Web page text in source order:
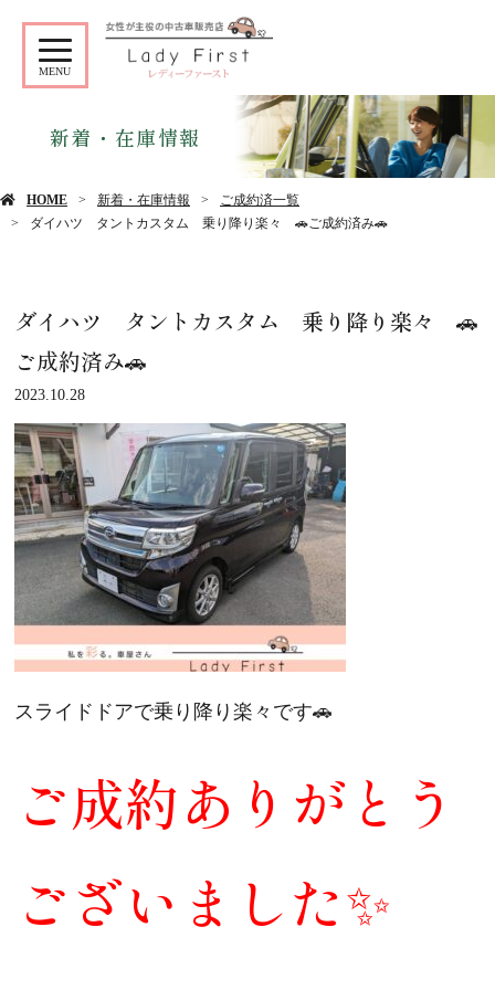
MENU
新着・在庫情報
HOME 新着・在庫情報
ご成約済一覧
ダイハツ タントカスタム 乗り降り楽々 🚗ご成約済み🚗
ダイハツ タントカスタム 乗り降り楽々 🚗
ご成約済み🚗
2023.10.28
スライドドアで乗り降り楽々です🚗
ご成約ありがとう
ございました✨